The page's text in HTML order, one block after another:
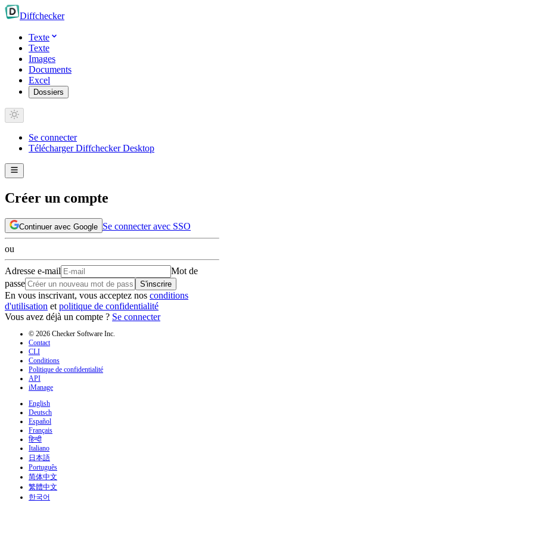
Diffchecker
Texte
Texte
Images
Documents
Excel
Dossiers
Se connecter
Télécharger Diffchecker Desktop
Créer un compte
Continuer avec Google Se connecter avec SSO
ou
Adresse e-mail
Mot de
passe
S'inscrire
En vous inscrivant, vous acceptez nos conditions
d'utilisation et politique de confidentialité
Vous avez déjà un compte ? Se connecter
© 2026 Checker Software Inc.
Contact
CLI
Conditions
Politique de confidentialité
API
iManage
English
Deutsch
Español
Français
हिन्दी
Italiano
日本語
Português
简体中文
繁體中文
한국어